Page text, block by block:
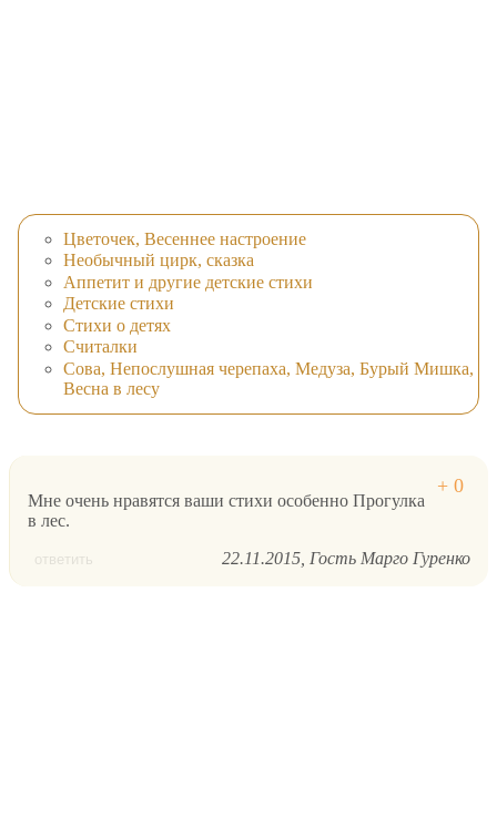
Цветочек, Весеннее настроение
Необычный цирк, сказка
Аппетит и другие детские стихи
Детские стихи
Стихи о детях
Считалки
Сова, Непослушная черепаха, Медуза, Бурый Мишка,
Весна в лесу
Мне очень нравятся ваши стихи особенно Прогулка
в лес.
ответить 22.11.2015 Гость Марго Гуренко